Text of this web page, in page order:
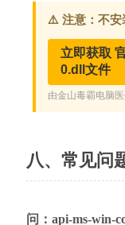
八、常见问
问：api-ms-win-